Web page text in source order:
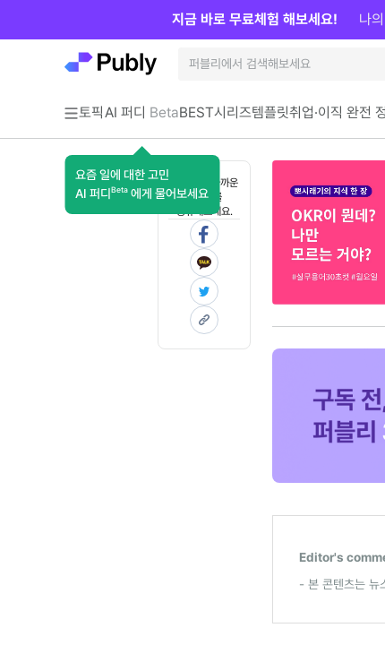
토픽AI 퍼디 Beta
요즘 일에 대한 고민
AI 퍼디 Beta 에게 물어보세요
BEST시리즈템플릿취업·이직 완전
지금 바로 무료체험 해보세요! 나
혼자 보기 아까운
콘텐츠를
공유해보세요.
Editor's
- 본 콘텐츠는 뉴